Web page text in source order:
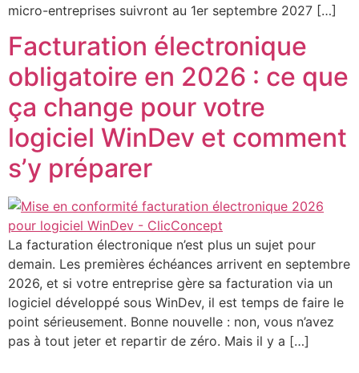
micro-entreprises suivront au 1er septembre 2027 […]
Facturation électronique
obligatoire en 2026 : ce que
ça change pour votre
logiciel WinDev et comment
s’y préparer
La facturation électronique n’est plus un sujet pour
demain. Les premières échéances arrivent en septembre
2026, et si votre entreprise gère sa facturation via un
logiciel développé sous WinDev, il est temps de faire le
point sérieusement. Bonne nouvelle : non, vous n’avez
pas à tout jeter et repartir de zéro. Mais il y a […]